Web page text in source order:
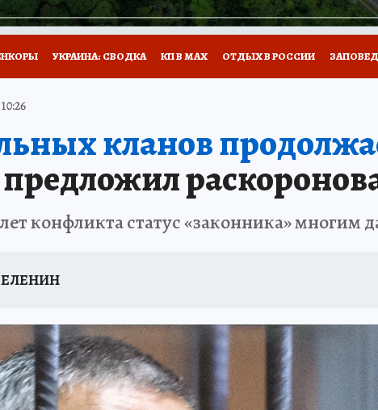
УКРАИНА: СВОДКА КП В МАХ ОТДЫХ В РОССИИ
кланов
конфликта статус «законника» многим
ЕЛЕНИН